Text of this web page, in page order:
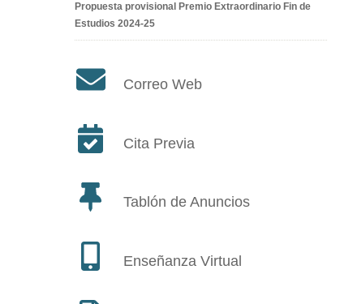
Propuesta provisional Premio Extraordinario Fin de
Estudios 2024-25
Correo Web
Cita Previa
Tablón de Anuncios
Enseñanza Virtual